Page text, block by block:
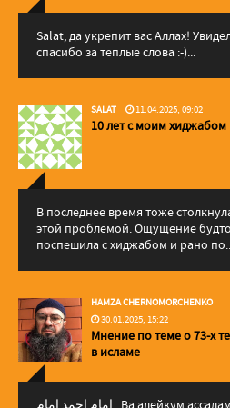
Salat, да укрепит вас Аллаx!
спасибо за теплые слова :-)...
SALAT 11.04.2025, 09:02
10 лет с моим хиджабом
В последнее время тоже
этой проблемой. Ощущение
поспешила с хиджабом и рано
HAMZA CHERNOMORCHENKO
30.01.2025, 15:22
Мнение по теме о 73-х
в исламе
إمام احمد إمام , Ва алейкум ассалам ва